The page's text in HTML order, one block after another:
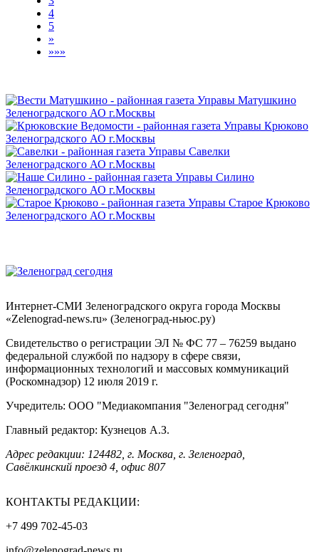
4
5
»
»»»
Интернет-СМИ Зеленоградского округа города Москвы
«Zelenograd-news.ru» (Зеленоград-ньюс.ру)
Свидетельство о регистрации ЭЛ № ФС 77 – 76259 выдано
федеральной службой по надзору в сфере связи,
информационных технологий и массовых коммуникаций
(Роскомнадзор) 12 июля 2019 г.
Учредитель: ООО "Медиакомпания "Зеленоград сегодня"
Главный редактор: Кузнецов А.З.
Адрес редакции: 124482, г. Москва, г. Зеленоград,
Савёлкинский проезд 4, офис 807
КОНТАКТЫ РЕДАКЦИИ:
+7 499 702-45-03